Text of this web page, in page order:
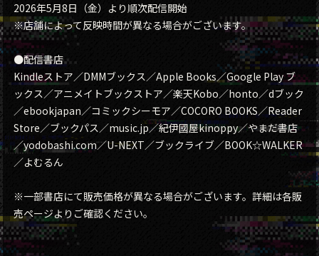
2026年5月8日（金）より順次配信開始
※店舗によって反映時間が異なる場合がございます。
●配信書店
Kindleストア／DMMブックス／Apple Books／Google Play ブ
ックス／アニメイトブックストア／楽天Kobo／honto／dブック
／ebookjapan／コミックシーモア／COCORO BOOKS／Reader
Store／ブックパス／music.jp／紀伊國屋kinoppy／やまだ書店
／yodobashi.com／U-NEXT／ブックライブ／BOOK☆WALKER
／よむるん
※一部書店にて販売価格が異なる場合がございます。詳細は各販
売ページよりご確認ください。